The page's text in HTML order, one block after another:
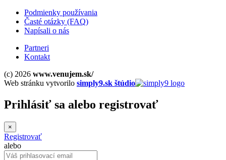
Podmienky používania
Časté otázky (FAQ)
Napísali o nás
Partneri
Kontakt
(c) 2026 www.venujem.sk/
Web stránku vytvorilo simply9.sk štúdio
Prihlásiť sa alebo registrovať
×
Registrovať
alebo